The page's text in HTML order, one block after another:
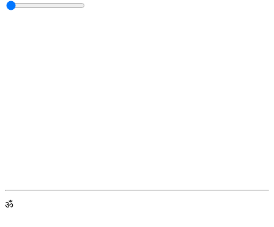
ॐ